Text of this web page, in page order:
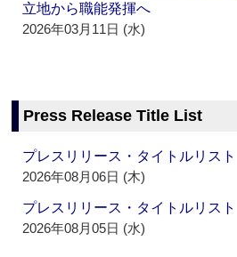
立地から職能発揮へ
2026年03月11日 (水)
Press Release Title List
プレスリリース・タイトルリス
2026年08月06日 (木)
プレスリリース・タイトルリス
2026年08月05日 (水)